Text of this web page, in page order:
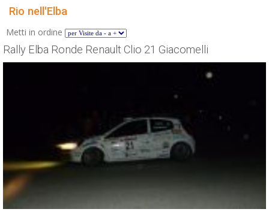
Rio nell'Elba
Metti in ordine
Rally Elba Ronde Renault Clio 21 Giacomelli